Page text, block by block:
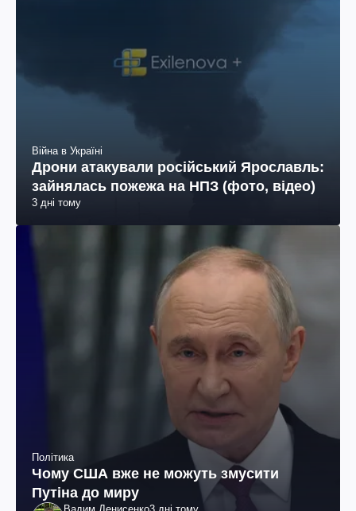
Війна в Україні
Дрони атакували російський Ярославль:
зайнялась пожежа на НПЗ (фото, відео)
3 дні тому
Політика
Чому США вже не можуть змусити
Путіна до миру